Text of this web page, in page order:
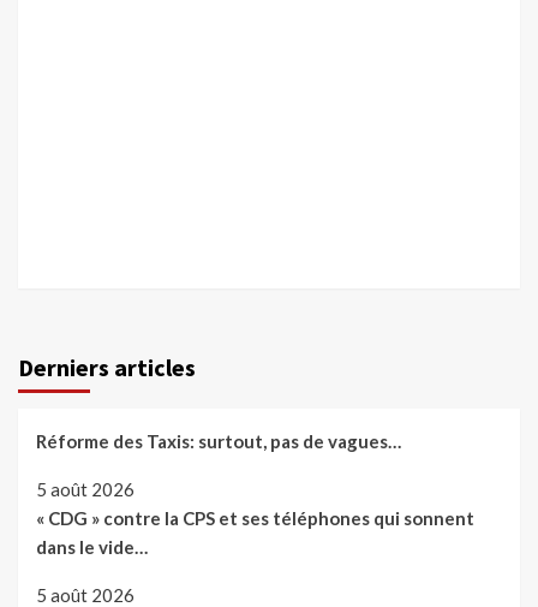
Derniers articles
Réforme des Taxis: surtout, pas de vagues…
5 août 2026
« CDG » contre la CPS et ses téléphones qui sonnent
dans le vide…
5 août 2026